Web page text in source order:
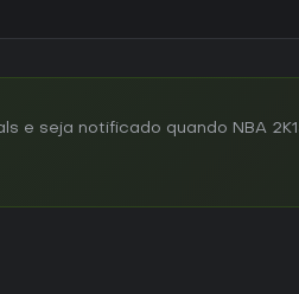
e seja notificado quando NBA